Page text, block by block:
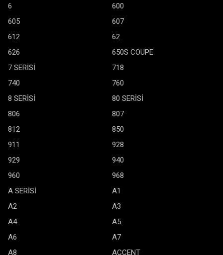
6
600
605
607
612
62
626
650S COUPE
7 SERİSİ
718
740
760
8 SERİSİ
80 SERİSİ
806
807
812
850
911
928
929
940
960
968
A SERİSİ
A1
A2
A3
A4
A5
A6
A7
A8
ACCENT